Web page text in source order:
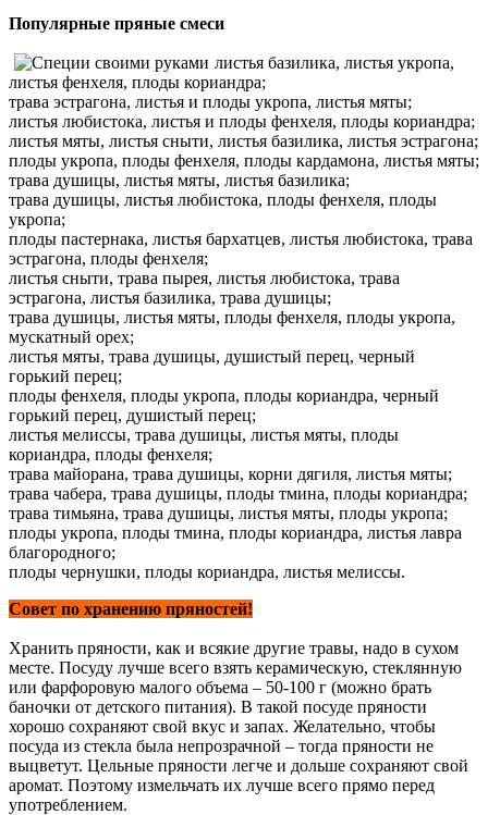
Популярные пряные смеси
листья базилика, листья укропа,
листья фенхеля, плоды кориандра;
трава эстрагона, листья и плоды укропа, листья мяты;
листья любистока, листья и плоды фенхеля, плоды кориандра;
листья мяты, листья сныти, листья базилика, листья эстрагона;
плоды укропа, плоды фенхеля, плоды кардамона, листья мяты;
трава душицы, листья мяты, листья базилика;
трава душицы, листья любистока, плоды фенхеля, плоды
укропа;
плоды пастернака, листья бархатцев, листья любистока, трава
эстрагона, плоды фенхеля;
листья сныти, трава пырея, листья любистока, трава
эстрагона, листья базилика, трава душицы;
трава душицы, листья мяты, плоды фенхеля, плоды укропа,
мускатный орех;
листья мяты, трава душицы, душистый перец, черный
горький перец;
плоды фенхеля, плоды укропа, плоды кориандра, черный
горький перец, душистый перец;
листья мелиссы, трава душицы, листья мяты, плоды
кориандра, плоды фенхеля;
трава майорана, трава душицы, корни дягиля, листья мяты;
трава чабера, трава душицы, плоды тмина, плоды кориандра;
трава тимьяна, трава душицы, листья мяты, плоды укропа;
плоды укропа, плоды тмина, плоды кориандра, листья лавра
благородного;
плоды чернушки, плоды кориандра, листья мелиссы.
Совет по хранению пряностей!
Хранить пряности, как и всякие другие травы, надо в сухом
месте. Посуду лучше всего взять керамическую, стеклянную
или фарфоровую малого объема – 50-100 г (можно брать
баночки от детского питания). В такой посуде пряности
хорошо сохраняют свой вкус и запах. Желательно, чтобы
посуда из стекла была непрозрачной – тогда пряности не
выцветут. Цельные пряности легче и дольше сохраняют свой
аромат. Поэтому измельчать их лучше всего прямо перед
употреблением.